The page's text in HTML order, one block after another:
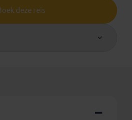
deze reis